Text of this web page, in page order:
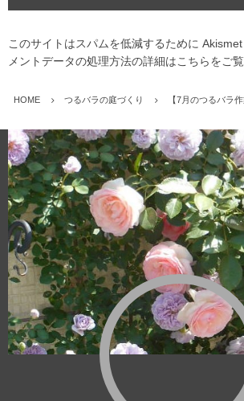
このサイトはスパムを低減するために Akismet
メントデータの処理方法の詳細はこちらをご
HOME つるバラの庭づくり 【7月のつるバラ